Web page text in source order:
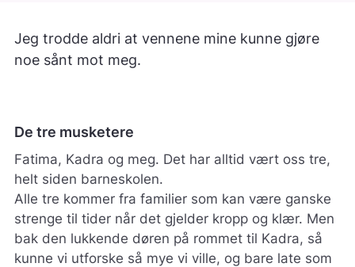
Jeg trodde aldri at vennene mine kunne gjøre
noe sånt mot meg.
De tre musketere
Fatima, Kadra og meg. Det har alltid vært oss tre,
helt siden barneskolen.
Alle tre kommer fra familier som kan være ganske
strenge til tider når det gjelder kropp og klær. Men
bak den lukkende døren på rommet til Kadra, så
kunne vi utforske så mye vi ville, og bare late som